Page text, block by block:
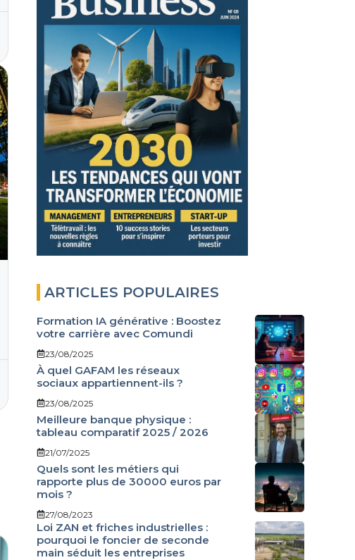
ARTICLES POPULAIRES
Formation IA générative : Boostez
votre carrière avec Comundi
23/08/2025
À quel GAFAM les réseaux
sociaux appartiennent-ils ?
23/08/2025
Meilleure banque physique :
tableau comparatif 2025 / 2026
21/07/2025
Quels sont les métiers qui
rapporte plus de 30000 euros par
mois ?
27/08/2023
Loi ZAN et friches industrielles :
pourquoi le foncier de seconde
main séduit les entreprises